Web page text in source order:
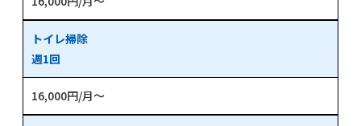
トイレ掃除
週1回
16,000円/月～